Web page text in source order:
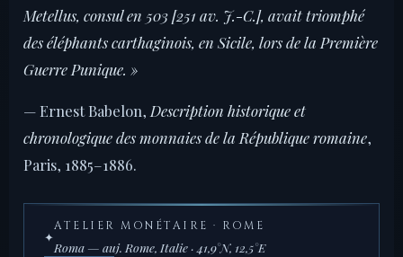
Metellus, consul en 503 [251 av. J.-C.], avait triomphé
des éléphants carthaginois, en Sicile, lors de la Première
Guerre Punique. »
— Ernest Babelon, Description historique et
chronologique des monnaies de la République romaine,
Paris, 1885–1886.
✦
ATELIER MONÉTAIRE · ROME
Roma — auj. Rome, Italie · 41,9°N, 12,5°E